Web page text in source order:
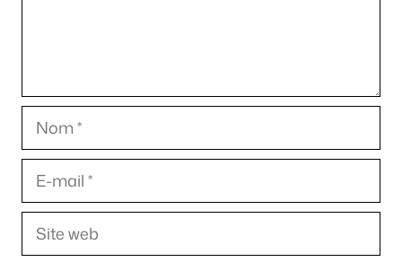
Nom
E-
mail
Site
web